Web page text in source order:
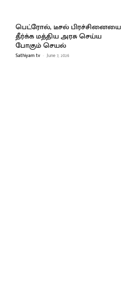
பெட்ரோல், டீசல் பிரச்சினையை
தீர்க்க மத்திய அரசு செய்ய
போகும் செயல்
Sathiyam tv - June 7, 2026